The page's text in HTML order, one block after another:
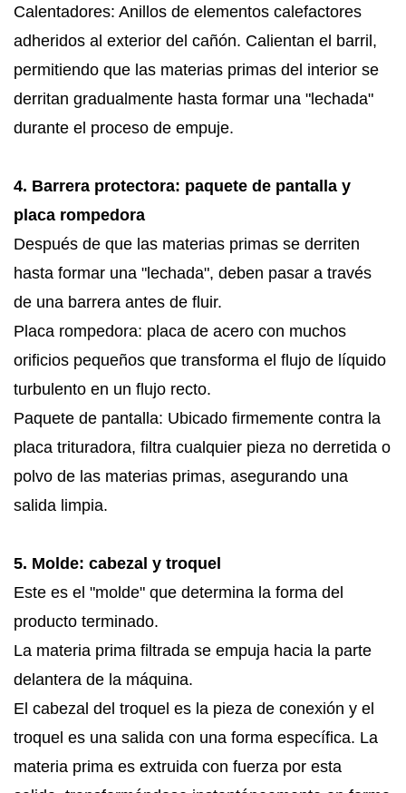
Calentadores: Anillos de elementos calefactores
adheridos al exterior del cañón. Calientan el barril,
permitiendo que las materias primas del interior se
derritan gradualmente hasta formar una "lechada"
durante el proceso de empuje.
4. Barrera protectora: paquete de pantalla y
placa rompedora
Después de que las materias primas se derriten
hasta formar una "lechada", deben pasar a través
de una barrera antes de fluir.
Placa rompedora: placa de acero con muchos
orificios pequeños que transforma el flujo de líquido
turbulento en un flujo recto.
Paquete de pantalla: Ubicado firmemente contra la
placa trituradora, filtra cualquier pieza no derretida o
polvo de las materias primas, asegurando una
salida limpia.
5. Molde: cabezal y troquel
Este es el "molde" que determina la forma del
producto terminado.
La materia prima filtrada se empuja hacia la parte
delantera de la máquina.
El cabezal del troquel es la pieza de conexión y el
troquel es una salida con una forma específica. La
materia prima es extruida con fuerza por esta